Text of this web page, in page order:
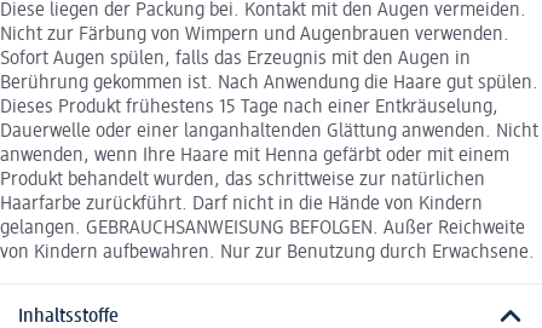
Diese liegen der Packung bei. Kontakt mit den Augen vermeiden.
Nicht zur Färbung von Wimpern und Augenbrauen verwenden.
Sofort Augen spülen, falls das Erzeugnis mit den Augen in
Berührung gekommen ist. Nach Anwendung die Haare gut spülen.
Dieses Produkt frühestens 15 Tage nach einer Entkräuselung,
Dauerwelle oder einer langanhaltenden Glättung anwenden. Nicht
anwenden, wenn Ihre Haare mit Henna gefärbt oder mit einem
Produkt behandelt wurden, das schrittweise zur natürlichen
Haarfarbe zurückführt. Darf nicht in die Hände von Kindern
gelangen. GEBRAUCHSANWEISUNG BEFOLGEN. Außer Reichweite
von Kindern aufbewahren. Nur zur Benutzung durch Erwachsene.
Inhaltsstoffe